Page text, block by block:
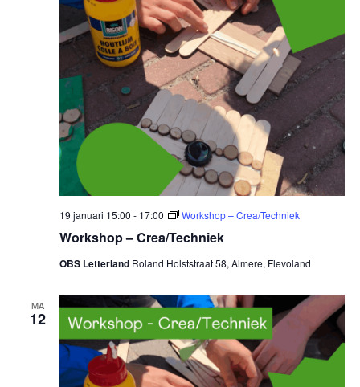
Workshop – Crea/Techniek
19 januari 15:00 - 17:00 Workshop – Crea/Techniek
OBS Letterland Roland Holststraat 58, Almere, Flevoland
MA
12